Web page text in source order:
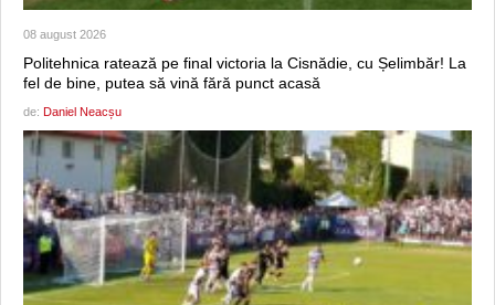
08 august 2026
Politehnica ratează pe final victoria la Cisnădie, cu Șelimbăr! La
fel de bine, putea să vină fără punct acasă
de: Daniel Neacșu